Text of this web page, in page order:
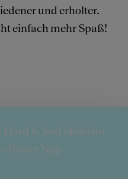
und erholter.
einfach mehr Spaß!
Hard & Soft Skills im
» Power Nap